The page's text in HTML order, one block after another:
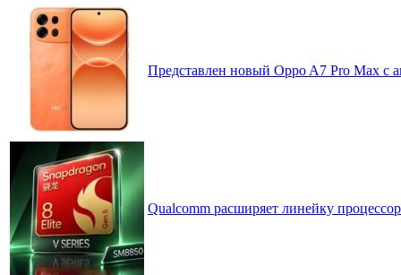
Представлен новый Oppo A7 Pro Max с
Qualcomm расширяет линейку